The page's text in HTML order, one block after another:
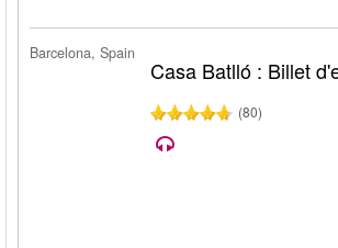
Barcelona, Spain
Casa Batlló : Billet
(80)